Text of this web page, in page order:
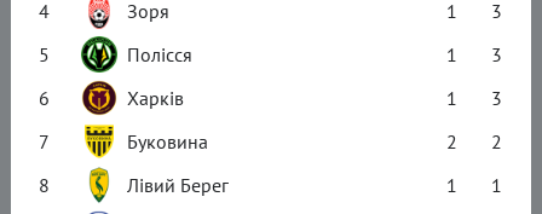
4
Зоря 1
3
5
Полісся 1
3
6
Харків 1
3
7
Буковина 2
2
8
Лівий Берег 1
1